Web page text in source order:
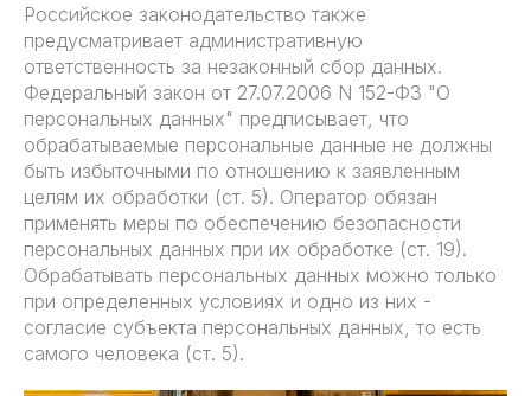
Российское законодательство также
предусматривает административную
ответственность за незаконный сбор данных.
Федеральный закон от 27.07.2006 N 152-ФЗ "О
персональных данных" предписывает, что
обрабатываемые персональные данные не должны
быть избыточными по отношению к заявленным
целям их обработки (ст. 5). Оператор обязан
применять меры по обеспечению безопасности
персональных данных при их обработке (ст. 19).
Обрабатывать персональных данных можно только
при определенных условиях и одно из них -
согласие субъекта персональных данных, то есть
самого человека (ст. 5).